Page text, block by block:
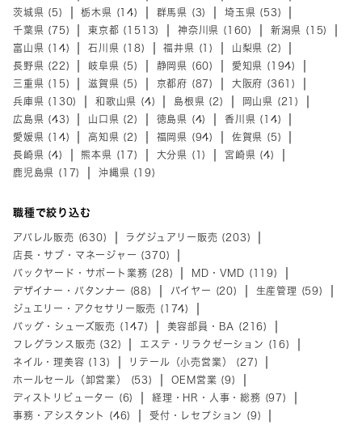
茨城県 (5)
栃木県 (14) 群馬県 (3)
埼玉県 (53)
千葉県 (75)
東京都 (1513) 神奈川県 (160)
新潟県 (15)
富山県 (14)
石川県 (18) 福井県 (1)
山梨県 (2)
長野県 (22)
岐阜県 (5) 静岡県 (60)
愛知県 (194)
三重県 (15)
滋賀県 (5) 京都府 (87)
大阪府 (361)
兵庫県 (130)
和歌山県 (4) 島根県 (2)
岡山県 (21)
広島県 (43)
山口県 (2) 徳島県 (4)
香川県 (14)
愛媛県 (14)
高知県 (2) 福岡県 (94)
佐賀県 (5)
長崎県 (4)
熊本県 (17) 大分県 (1)
宮崎県 (4)
鹿児島県 (17)
沖縄県 (19)
職種で絞り込む
アパレル販売 (630)
ラグジュアリー販売 (203)
店長・サブ・マネージャー (370)
バックヤード・サポート業務 (28)
MD・VMD (119)
デザイナー・パタンナー (88)
バイヤー (20)
生産管理 (59)
ジュエリー・アクセサリー販売 (174)
バッグ・シューズ販売 (147)
美容部員・BA (216)
フレグランス販売 (32)
エステ・リラクゼーション (16)
ネイル・理美容 (13)
リテール（小売営業） (27)
ホールセール（卸営業） (53)
OEM営業 (9)
ディストリビューター (6)
経理・HR・人事・総務 (97)
事務・アシスタント (46)
受付・レセプション (9)